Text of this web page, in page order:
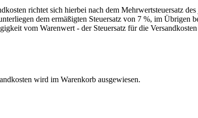
richtet sich hierbei nach dem Mehrwertsteuersatz
dem ermäßigten Steuersatz von 7 %, im Übrigen
vom Warenwert - der Steuersatz für die
wird im Warenkorb ausgewiesen.